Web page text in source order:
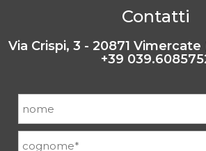
Contatti
Via Crispi, 3 - 20871
+39